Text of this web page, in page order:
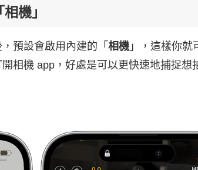
機」
預設會啟用內建的「 相機 」，這樣你就
相機 app，好處是可以更快速地捕捉想